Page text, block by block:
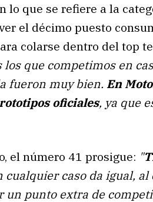
lo que se refiere a la
el décimo puesto
colarse dentro del top
que competimos en
fueron muy bien. En
oficiales, ya que
el número 41 prosigue: "
cualquier caso da igual,
punto extra de